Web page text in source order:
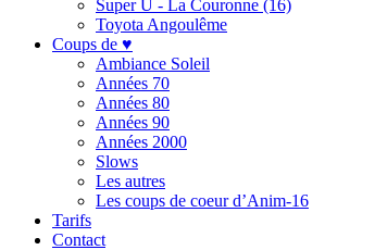
Super U - La Couronne (16)
Toyota Angoulême
Coups de ♥
Ambiance Soleil
Années 70
Années 80
Années 90
Années 2000
Slows
Les autres
Les coups de coeur d’Anim-16
Tarifs
Contact